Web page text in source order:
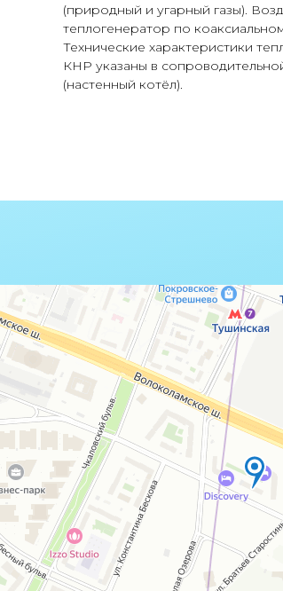
(природный и угарный газы).
теплогенератор по
Технические характеристики
КНР указаны в
(настенный котёл).